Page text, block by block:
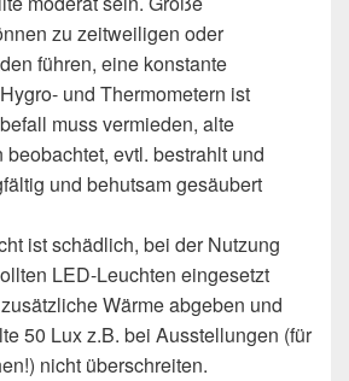
zu zeitweiligen oder
führen, eine konstante
und Thermometern ist
muss vermieden, alte
evtl. bestrahlt und
und behutsam gesäubert
ist schädlich, bei der Nutzung
LED-Leuchten eingesetzt
Wärme abgeben und
50 Lux z.B. bei Ausstellungen (für
nicht überschreiten.